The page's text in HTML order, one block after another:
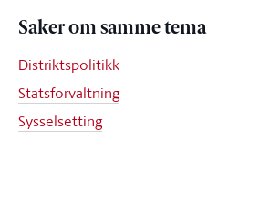
Saker om samme tema
Distriktspolitikk
Statsforvaltning
Sysselsetting